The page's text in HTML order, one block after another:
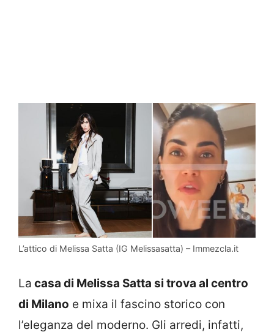
L’attico di Melissa Satta (IG Melissasatta) – Immezcla.it
La casa di Melissa Satta si trova al centro
di Milano e mixa il fascino storico con
l’eleganza del moderno. Gli arredi, infatti,